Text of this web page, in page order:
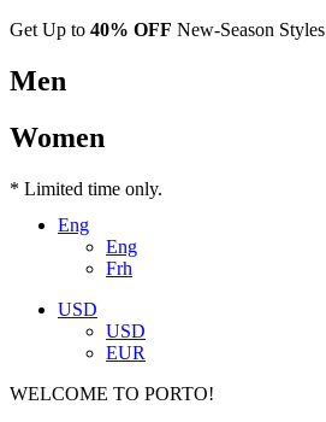
Get Up to 40% OFF New-Season Styles
Men
Women
* Limited time only.
Eng
Eng
Frh
USD
USD
EUR
WELCOME TO PORTO!